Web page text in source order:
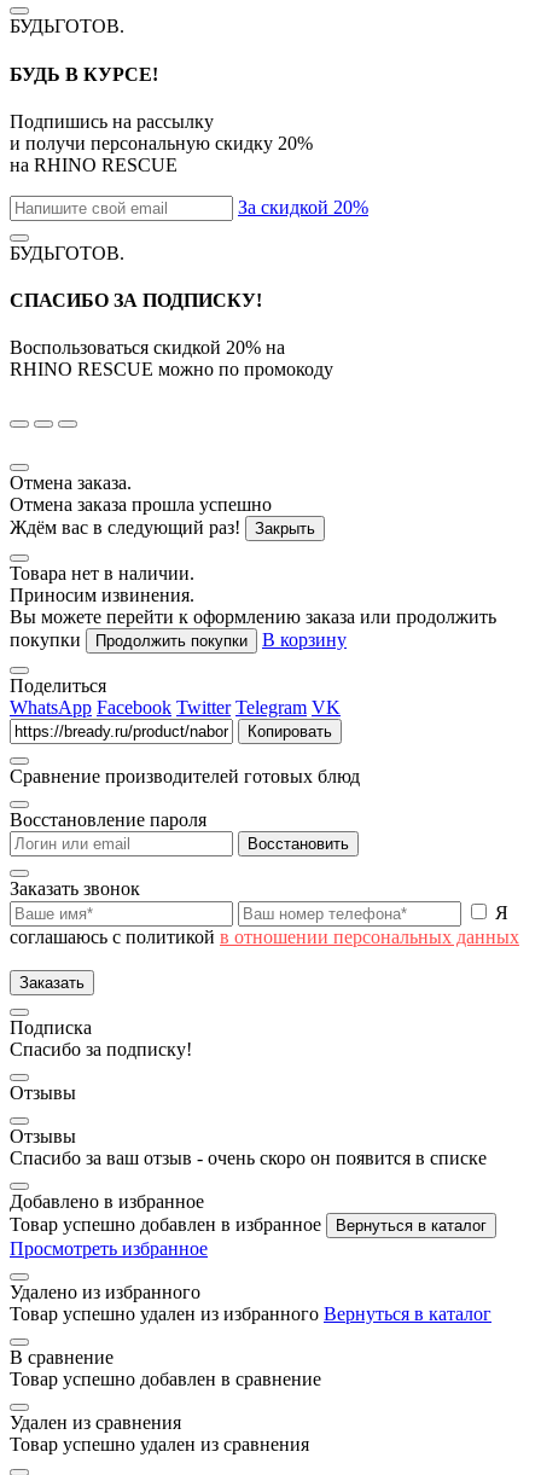
БУДЬГОТОВ.
БУДЬ В КУРСЕ!
Подпишись на рассылку
и получи персональную скидку 20%
на RHINO RESCUE
За скидкой 20%
БУДЬГОТОВ.
СПАСИБО ЗА ПОДПИСКУ!
Воспользоваться скидкой 20% на
RHINO RESCUE можно по промокоду
Отмена заказа.
Отмена заказа прошла успешно
Ждём вас в следующий раз!
Закрыть
Товара нет в наличии.
Приносим извинения.
Вы можете перейти к оформлению заказа или продолжить
покупки
Продолжить покупки В корзину
Поделиться
WhatsApp Facebook Twitter Telegram VK
Копировать
Сравнение производителей готовых блюд
Восстановление пароля
Восстановить
Заказать звонок
Я
соглашаюсь с политикой в отношении персональных данных
Заказать
Подписка
Спасибо за подписку!
Отзывы
Отзывы
Спасибо за ваш отзыв - очень скоро он появится в списке
Добавлено в избранное
Товар успешно добавлен в избранное
Вернуться в каталог
Просмотреть избранное
Удалено из избранного
Товар успешно удален из избранного Вернуться в каталог
В сравнение
Товар успешно добавлен в сравнение
Удален из сравнения
Товар успешно удален из сравнения